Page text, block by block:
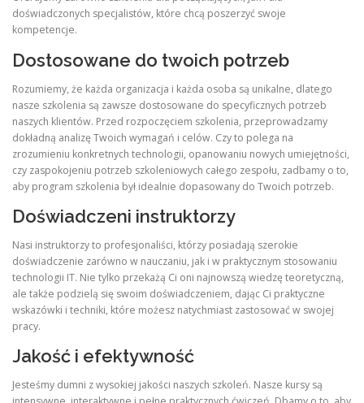
doświadczonych specjalistów, które chcą poszerzyć swoje
kompetencje.
Dostosowane do twoich potrzeb
Rozumiemy, że każda organizacja i każda osoba są unikalne, dlatego
nasze szkolenia są zawsze dostosowane do specyficznych potrzeb
naszych klientów. Przed rozpoczęciem szkolenia, przeprowadzamy
dokładną analizę Twoich wymagań i celów. Czy to polega na
zrozumieniu konkretnych technologii, opanowaniu nowych umiejętności,
czy zaspokojeniu potrzeb szkoleniowych całego zespołu, zadbamy o to,
aby program szkolenia był idealnie dopasowany do Twoich potrzeb.
Doświadczeni instruktorzy
Nasi instruktorzy to profesjonaliści, którzy posiadają szerokie
doświadczenie zarówno w nauczaniu, jak i w praktycznym stosowaniu
technologii IT. Nie tylko przekażą Ci oni najnowszą wiedzę teoretyczną,
ale także podzielą się swoim doświadczeniem, dając Ci praktyczne
wskazówki i techniki, które możesz natychmiast zastosować w swojej
pracy.
Jakość i efektywność
Jesteśmy dumni z wysokiej jakości naszych szkoleń. Nasze kursy są